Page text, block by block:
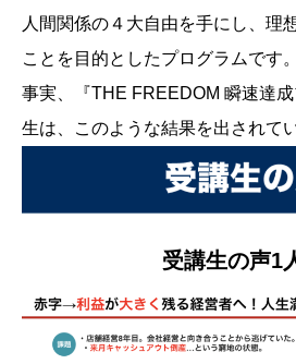
人間関係の４大自由を手にし、理
ことを目的としたプログラムです。
事実、『THE FREEDOM 瞬速達
生は、このような結果を出されて
受講生の声1